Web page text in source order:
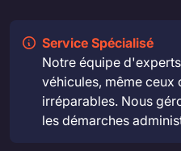
Service Spécialisé
Notre équipe
véhicules, même ceux
irréparables. Nous
les démarches